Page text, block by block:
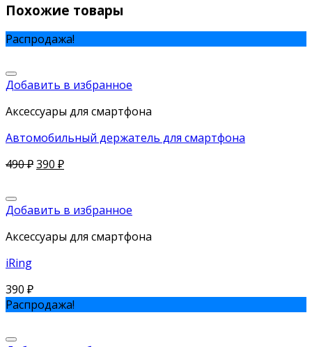
Похожие товары
Распродажа!
Добавить в избранное
Аксессуары для смартфона
Автомобильный держатель для смартфона
490₽390 ₽
Добавить в избранное
Аксессуары для смартфона
iRing
390 ₽
Распродажа!